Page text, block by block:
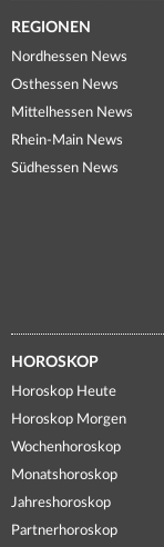
REGIONEN
Nordhessen News
Osthessen News
Mittelhessen News
Rhein-Main News
Südhessen News
HOROSKOP
Horoskop Heute
Horoskop Morgen
Wochenhoroskop
Monatshoroskop
Jahreshoroskop
Partnerhoroskop